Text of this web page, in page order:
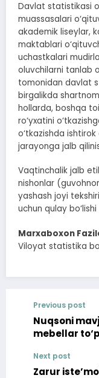
Davlat statistikasi
muassasalari
akademik liseylar,
maktablari
uchastkalari
oluvchilarni tanlab
tomonidan davlat
birgalikda
hollarda, boshqa
ro‘yxatini
o‘tkazishda
jarayonga jalb
Vaqtinchalik jalb
nishonlar
yashash joyi
uchun qulay bo‘lishi
Marxaboxon
Viloyat statistika
Previous post
Nuqsoni
mebellar
Next post
Zarur